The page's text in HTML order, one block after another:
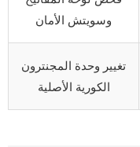
وسويتش الأمان
تغيير وحدة المجنترون
الكورية الأصلية